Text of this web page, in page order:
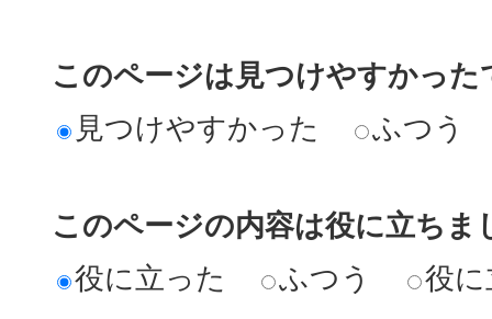
このページは見つけやすかった
見つけやすかった
ふつう
このページの内容は役に立ちま
役に立った
ふつう 役